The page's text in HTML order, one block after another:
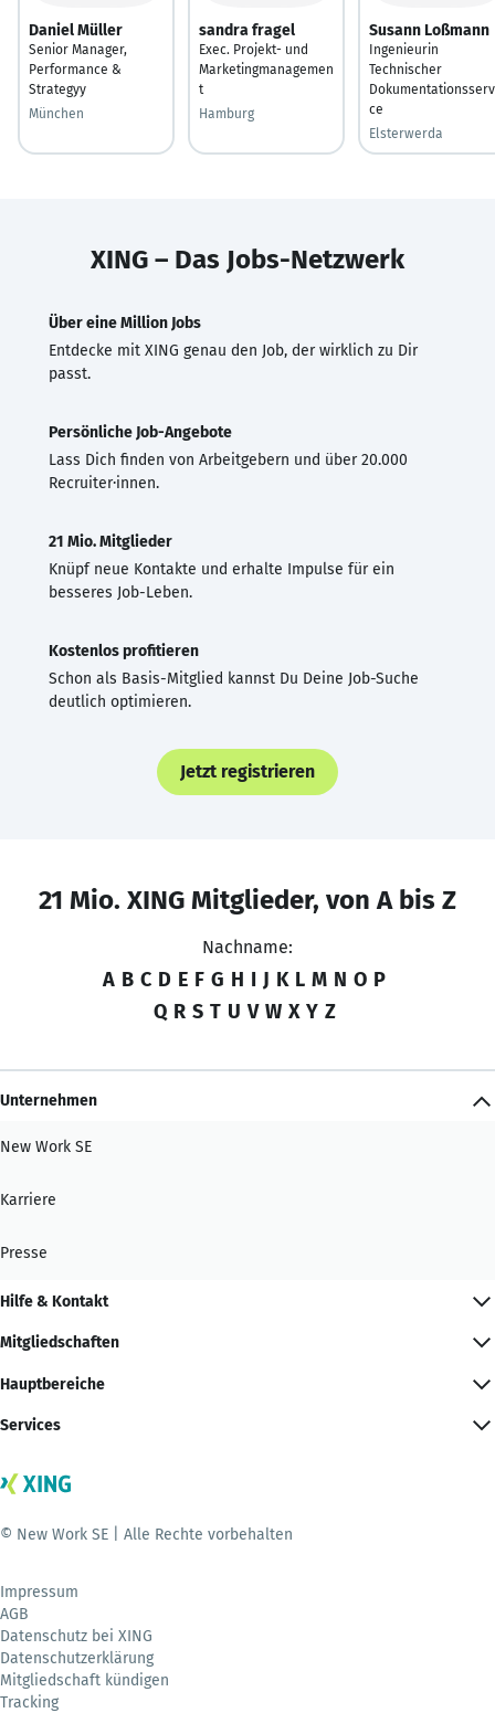
Daniel Müller
Senior Manager,
Performance &
Strategyy
München
sandra fragel
Exec. Projekt- und
Marketingmanagemen
t
Hamburg
Susann Loßmann
Ingenieurin
Technischer
ce
Elsterwerda
XING – Das Jobs-Netzwerk
Über eine Million Jobs
Entdecke mit XING genau den Job, der wirklich zu Dir
passt.
Persönliche Job-Angebote
Lass Dich finden von Arbeitgebern und über 20.000
Recruiter·innen.
21 Mio. Mitglieder
Knüpf neue Kontakte und erhalte Impulse für ein
besseres Job-Leben.
Kostenlos profitieren
Schon als Basis-Mitglied kannst Du Deine Job-Suche
deutlich optimieren.
Jetzt registrieren
21 Mio. XING Mitglieder, von A bis Z
Nachname:
A B C D E F G H I J K L M N O P
Q R S T U V W X Y Z
Unternehmen
New Work SE
Karriere
Presse
Hilfe & Kontakt
Mitgliedschaften
Hauptbereiche
Services
© New Work SE | Alle Rechte vorbehalten
Impressum
AGB
Datenschutz bei XING
Datenschutzerklärung
Mitgliedschaft kündigen
Tracking